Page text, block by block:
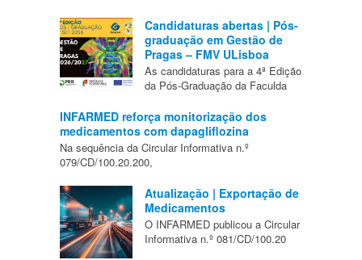
Candidaturas abertas | Pós-
graduação em Gestão de
Pragas – FMV ULisboa
As candidaturas para a 4ª Edição
da Pós-Graduação da Faculda
INFARMED reforça monitorização dos
medicamentos com dapagliflozina
Na sequência da Circular Informativa n.º
079/CD/100.20.200,
Atualização | Exportação de
Medicamentos
O INFARMED publicou a Circular
Informativa n.º 081/CD/100.20